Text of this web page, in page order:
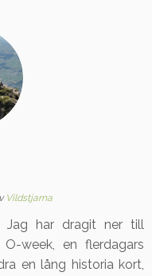
Vildstjarna
Jag har dragit ner till
week, en flerdagars
en lång historia kort,